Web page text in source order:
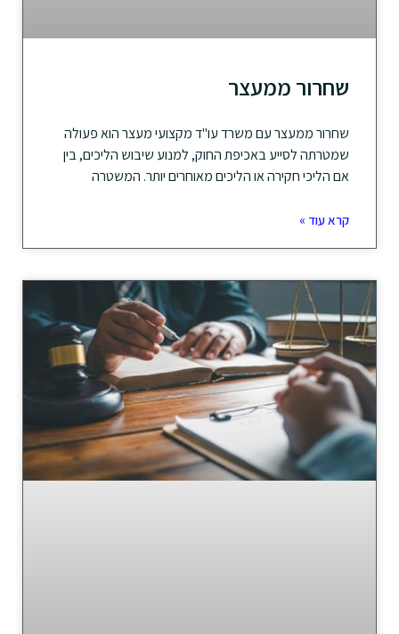
שחרור ממעצר
שחרור ממעצר עם משרד עו"ד מקצועי מעצר הוא פעולה
שמטרתה לסייע באכיפת החוק, למנוע שיבוש הליכים, בין
אם הליכי חקירה או הליכים מאוחרים יותר. המשטרה
קרא עוד »